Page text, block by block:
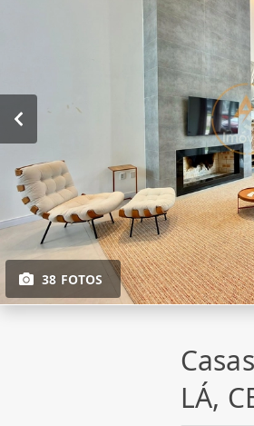
38 FOTOS
LÁ,